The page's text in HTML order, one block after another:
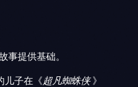
事提供基础。
儿子在《超凡蜘蛛侠》